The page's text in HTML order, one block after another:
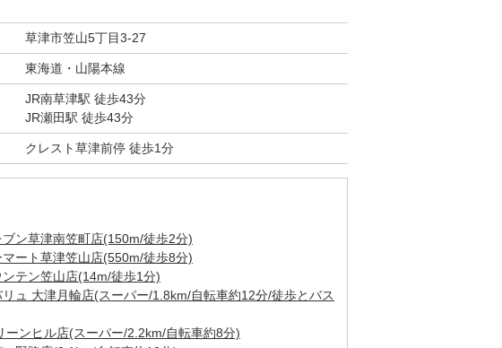
草津市笠山5丁目3-27
東海道・山陽本線
JR南草津駅 徒歩43分
JR瀬田駅 徒歩43分
クレスト草津前停 徒歩1分
ブン草津南笠町店(150m/徒歩2分)
マート草津笠山店(550m/徒歩8分)
ンテン笠山店(14m/徒歩1分)
ュ 大津月輪店(スーパー/1.8km/自転車約12分/徒歩とバス
ーンヒル店(スーパー/2.2km/自転車約8分)